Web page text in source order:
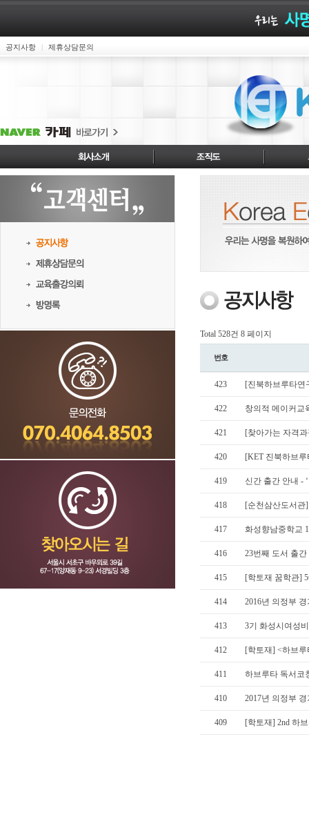
공지사항 제휴상담문의
Total 528건 8 페이지
번호
423 [진북하브루타
422 창의적 메이커교
421 [찾아가는 자격
420 [KET 진북하브
419 신간 출간 안내 -
418 [순천삼산도서
417 화성향남중학교
416 23번째 도서 출
415 [학토재 꿈학관]
414 2016년 의정부
413 3기 화성시여성
412 [학토재] <하브
411 하브루타 독서코
410 2017년 의정부
409 [학토재] 2nd 하